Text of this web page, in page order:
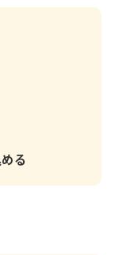
る